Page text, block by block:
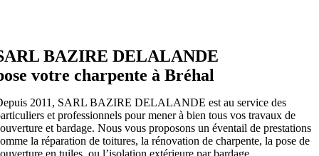
BAZIRE DELALANDE
votre charpente à Bréhal
2011, SARL BAZIRE DELALANDE est au service des
et professionnels pour mener à bien tous vos travaux de
et bardage. Nous vous proposons un éventail de prestations
la réparation de toitures, la rénovation de charpente, la pose de
en tuiles, ou l’isolation extérieure par bardage.